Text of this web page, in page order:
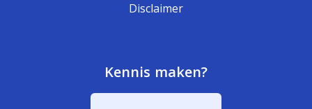
Disclaimer
Kennis maken?